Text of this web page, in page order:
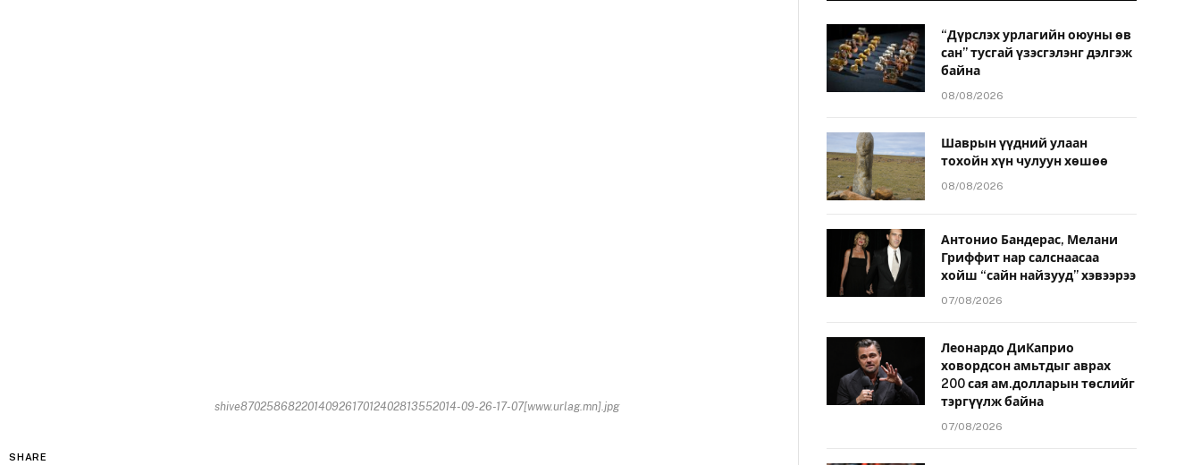
shive8702586822014092617012402813552014-09-26-17-07[www.urlag.mn].jpg
SHARE
“Дүрслэх урлагийн оюуны өв
сан” тусгай үзэсгэлэнг дэлгэж
байна
08/08/2026
Шаврын үүдний улаан
тохойн хүн чулуун хөшөө
08/08/2026
Антонио Бандерас, Мелани
Гриффит нар салснаасаа
хойш “сайн найзууд” хэвээрээ
07/08/2026
Леонардо ДиКаприо
ховордсон амьтдыг аврах
200 сая ам.долларын төслийг
тэргүүлж байна
07/08/2026